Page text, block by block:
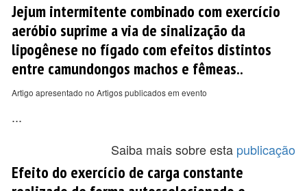
Jejum intermitente combinado com exercício
aeróbio suprime a via de sinalização da
lipogênese no fígado com efeitos distintos
entre camundongos machos e fêmeas..
Artigo apresentado no Artigos publicados em evento
...
Saiba mais sobre esta publicação
Efeito do exercício de carga constante